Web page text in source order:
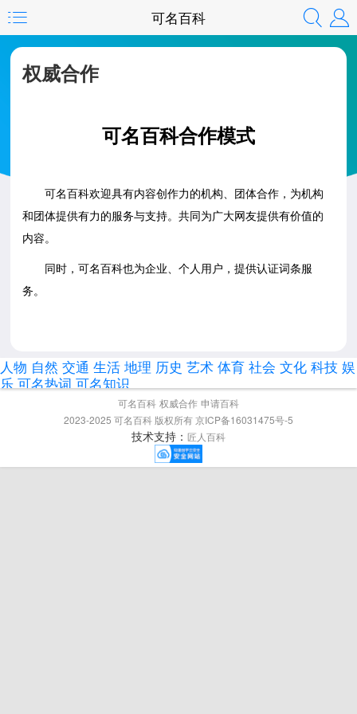
可名百科
权威合作
可名百科合作模式
可名百科欢迎具有内容创作力的机构、团体合作，为机构
和团体提供有力的服务与支持。共同为广大网友提供有价值的
内容。
同时，可名百科也为企业、个人用户，提供认证词条服
务。
人物 自然 交通 生活 地理 历史 艺术 体育 社会 文化 科技 娱
乐 可名热词 可名知识
可名百科 权威合作 申请百科
2023-2025 可名百科 版权所有 京ICP备16031475号-5
技术支持： 匠人百科